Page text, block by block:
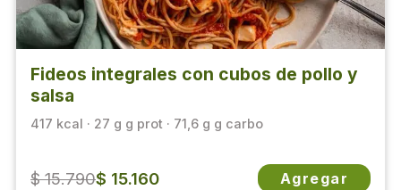
Fideos integrales con cubos de pollo y
salsa
417 kcal · 27 g g prot · 71,6 g g carbo
$ 15.790$ 15.160 Agregar